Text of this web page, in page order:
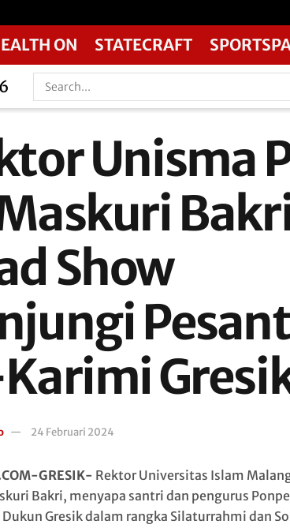
ON STATECRAFT
Unisma
Show
24 Februari 2024
GRESIK- Rektor Universitas Islam
Bakri, menyapa santri dan pengurus
Gresik dalam rangka Silaturrahmi dan